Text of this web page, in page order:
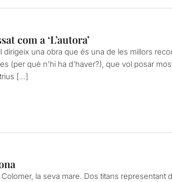
com a ‘L’autora’
dirigeix una obra que és una de les millors
(per què n’hi ha d’haver?), que vol posar
[…]
la seva mare. Dos titans